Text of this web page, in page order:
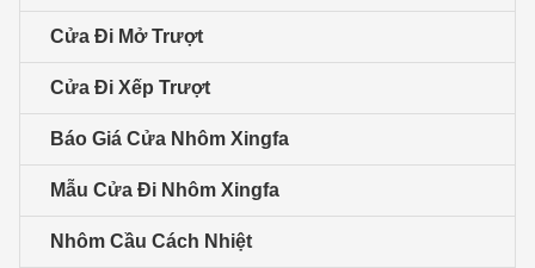
Cửa Đi Mở Trượt
Cửa Đi Xếp Trượt
Báo Giá Cửa Nhôm Xingfa
Mẫu Cửa Đi Nhôm Xingfa
Nhôm Cầu Cách Nhiệt